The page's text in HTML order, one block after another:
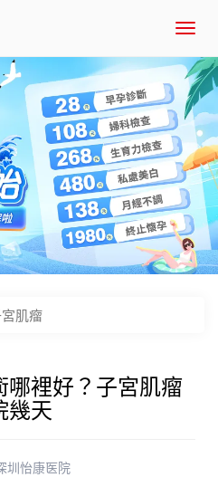
肌瘤
裡好？子宮肌瘤
幾天
圳怡康医院